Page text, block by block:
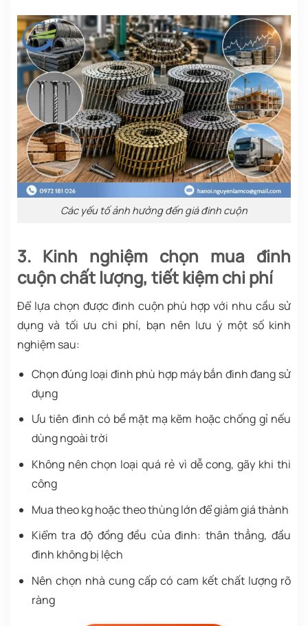
Các yếu tố ảnh hưởng đến giá đinh cuộn
3. Kinh nghiệm chọn mua đinh
cuộn chất lượng, tiết kiệm chi phí
Để lựa chọn được đinh cuộn phù hợp với nhu cầu sử
dụng và tối ưu chi phí, bạn nên lưu ý một số kinh
nghiệm sau:
Chọn đúng loại đinh phù hợp máy bắn đinh đang sử
dụng
Ưu tiên đinh có bề mặt mạ kẽm hoặc chống gỉ nếu
dùng ngoài trời
Không nên chọn loại quá rẻ vì dễ cong, gãy khi thi
công
Mua theo kg hoặc theo thùng lớn để giảm giá thành
Kiểm tra độ đồng đều của đinh: thân thẳng, đầu
đinh không bị lệch
Nên chọn nhà cung cấp có cam kết chất lượng rõ
ràng